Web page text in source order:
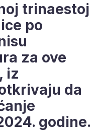
trinaestoj
po
za ove
iz
da
godine.